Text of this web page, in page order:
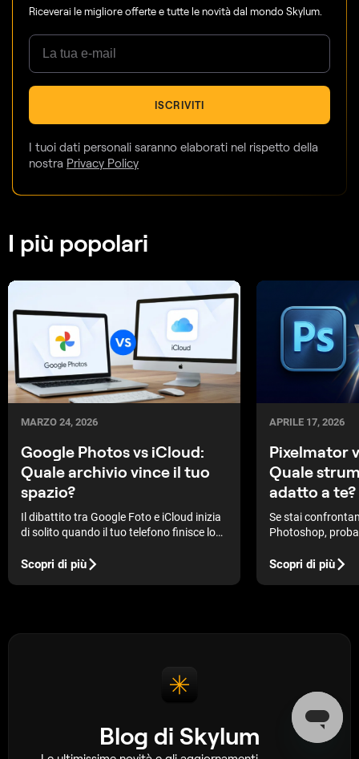
Riceverai le migliore offerte e tutte le novità dal mondo Skylum.
ISCRIVITI
I tuoi dati personali saranno elaborati nel rispetto della
nostra Privacy Policy
I più popolari
MARZO 24, 2026
Google Photos vs iCloud:
Quale archivio vince il tuo
spazio?
Il dibattito tra Google Foto e iCloud inizia
di solito quando il tuo telefono finisce lo
offrono backup automatici e accesso al
Scopri di più
APRILE 17, 2026
Pixelmator
Quale
adatto a te?
Se stai
Photoshop,
Scopri di più
Blog di Skylum